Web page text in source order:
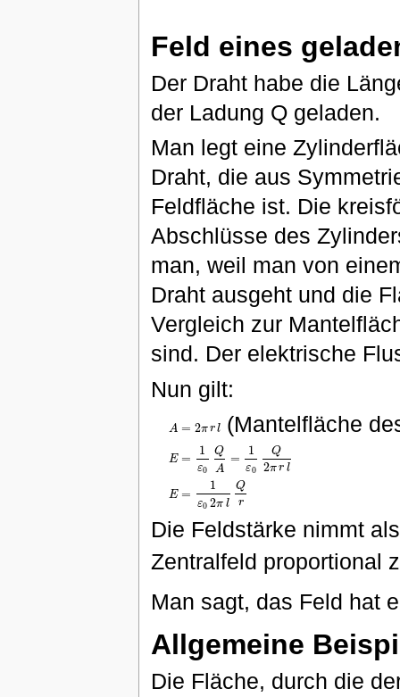
Feld eines
Der Draht habe die
der Ladung Q geladen.
Man legt eine
Draht, die aus
Feldfläche ist. Die
Abschlüsse des
man, weil man von
Draht ausgeht und die
Vergleich zur
sind. Der elektrische
Nun gilt:
A = 2πrl
A= 2πrl (Mantelfläche
E =
1
ε0
Q
A
=
1
ε0
Q
2πr l
E =1ε0 QA =1ε 0Q2 πrl
E =
1
ε0 2π l
Q
r
E= 1ε02πlQ r
Die Feldstärke nimmt
Zentralfeld proportional
Man sagt, das Feld hat
Allgemeine
Die Fläche, durch die